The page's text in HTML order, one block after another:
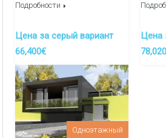
стяжкой
Канализация/Водоснабжения
в кухне, ванные и сан узлы -
Система отопления, теплые
гребенки, котельная -
Подробности
Цена за серый вариант
66,400€
Цена
Одноэтажный